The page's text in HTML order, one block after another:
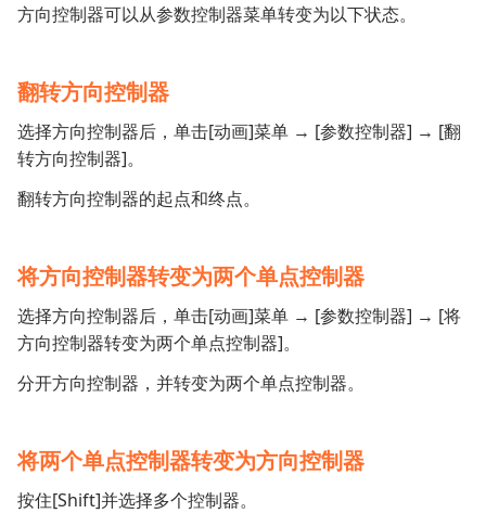
方向控制器可以从参数控制器菜单转变为以下状态。
翻转方向控制器
选择方向控制器后，单击[动画]菜单 → [参数控制器] → [翻
转方向控制器]。
翻转方向控制器的起点和终点。
将方向控制器转变为两个单点控制器
选择方向控制器后，单击[动画]菜单 → [参数控制器] → [将
方向控制器转变为两个单点控制器]。
分开方向控制器，并转变为两个单点控制器。
将两个单点控制器转变为方向控制器
按住[Shift]并选择多个控制器。